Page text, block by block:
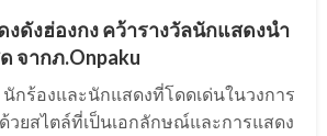
งดังฮ่องกง คว้ารางวัลนักแสดงนำ
จากภ.Onpaku
นักร้องและนักแสดงที่โดดเด่นในวงการ
วยสไตล์ที่เป็นเอกลักษณ์และการแสดง